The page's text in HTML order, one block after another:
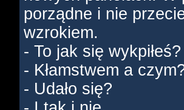
porządne i nie
wzrokiem.
- To jak się
- Kłamstwem a
- Udało się?